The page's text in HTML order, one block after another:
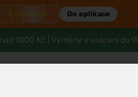
Do aplikace
1800 Kč | Výměny a vrácení do